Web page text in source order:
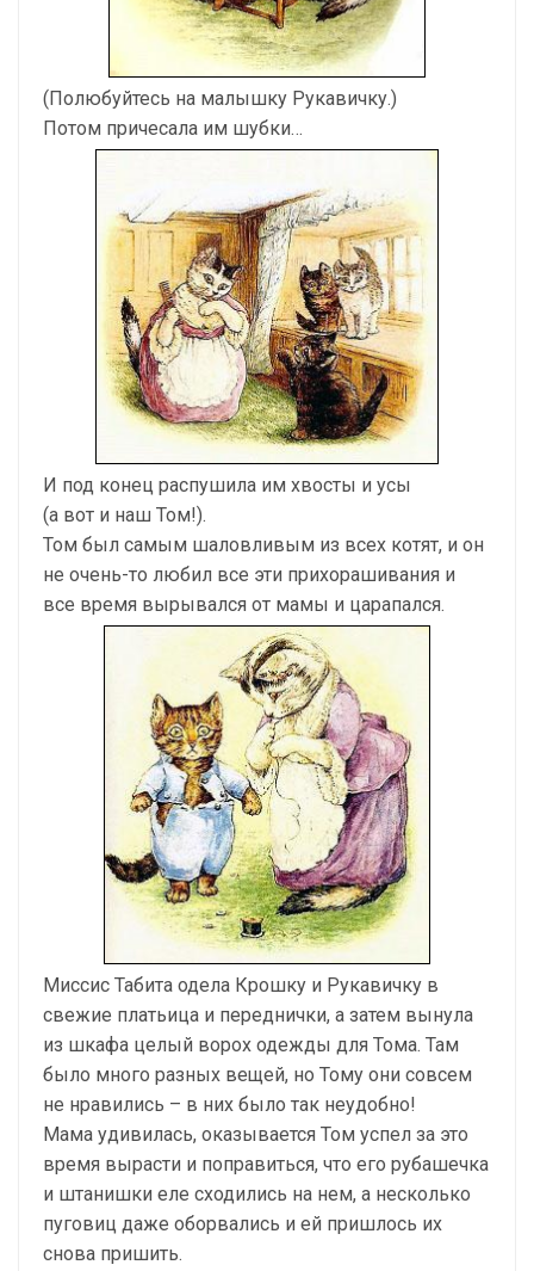
(Полюбуйтесь на малышку Рукавичку.)
Потом причесала им шубки…
И под конец распушила им хвосты и усы
(а вот и наш Том!).
Том был самым шаловливым из всех котят, и он
не очень-то любил все эти прихорашивания и
все время вырывался от мамы и царапался.
Миссис Табита одела Крошку и Рукавичку в
свежие платьица и переднички, а затем вынула
из шкафа целый ворох одежды для Тома. Там
было много разных вещей, но Тому они совсем
не нравились – в них было так неудобно!
Мама удивилась, оказывается Том успел за это
время вырасти и поправиться, что его рубашечка
и штанишки еле сходились на нем, а несколько
пуговиц даже оборвались и ей пришлось их
снова пришить.